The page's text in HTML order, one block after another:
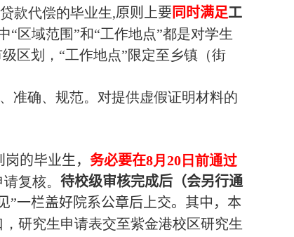
款代偿的毕业生,原则上要 同时满足工
“区域范围”和“工作地点”都是对学生
区划，“工作地点”限定至乡镇（街
准确、规范。对提供虚假证明材料的
岗的毕业生，务必要在8月20 日前通过
复核。 待校级审核完成后（会另行通
”一栏盖好院系公章后上交。其中，本
，研究生申请表交至紫金港校区研究生